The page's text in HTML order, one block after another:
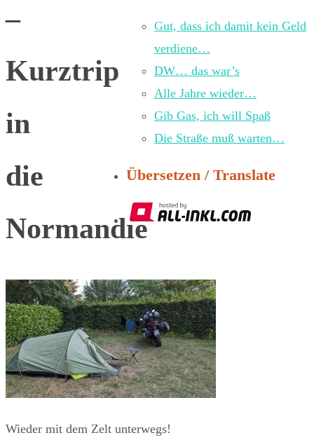
–
Kurztrip
in
die
Normandie
Wieder mit dem Zelt unterwegs!
Gut, dass ich damit kein Geld
verdiene…
DW… das war’s
Alle Jahre wieder…
Gib Gas, ich will Spaß
Die Straße muß warten…
Übersetzen / Translate